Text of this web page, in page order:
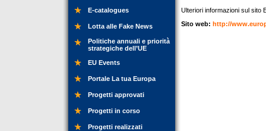
E-catalogues
Lotta alle Fake News
Politiche annuali e priorità
strategiche dell’UE
EU Events
Portale La tua Europa
Progetti approvati
Progetti in corso
Progetti realizzati
Ulteriori informazioni sul sito
Sito web: http://